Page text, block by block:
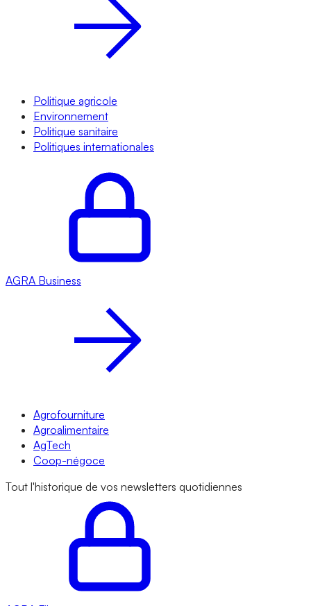
Politique agricole
Environnement
Politique sanitaire
Politiques internationales
AGRA Business
Agrofourniture
Agroalimentaire
AgTech
Coop-négoce
Tout l'historique de vos newsletters quotidiennes